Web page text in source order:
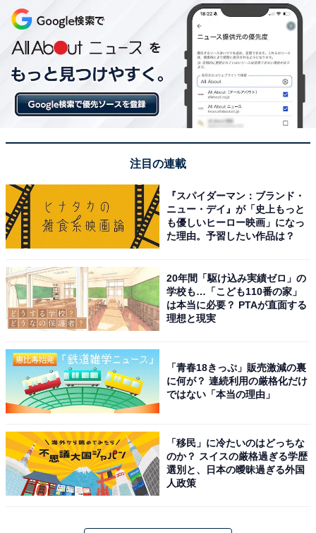
注目の連載
『スパイダーマン：ブランド・
ニュー・デイ』が「史上もっと
も優しいヒーロー映画」になっ
た理由。予習したい作品は？
20年間「駆け込み実績ゼロ」の
学校も…「こども110番の家」
は本当に必要？ PTAが直面する
理想と現実
「青春18きっぷ」販売激減の裏
に何が？ 連続利用の厳格化だけ
ではない「本当の理由」
「移民」に冷たいのはどっちな
のか？ スイスの厳格過ぎる学歴
選別と、日本の曖昧過ぎる外国
人政策